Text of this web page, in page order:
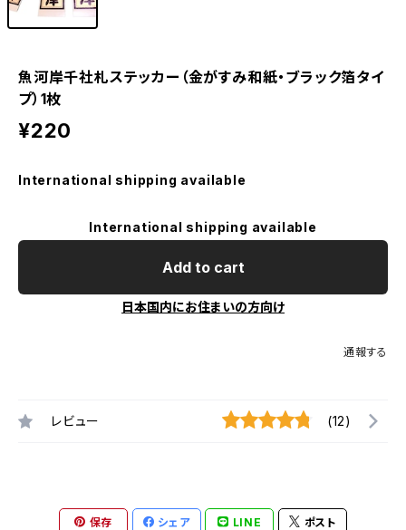
魚河岸千社札ステッカー（金がすみ和紙・ブラック箔タイ
プ）1枚
¥220
International shipping available
International shipping available
Add to cart
日本国内にお住まいの方向け
通報する
レビュー (12)
保存 シェア LINE ポスト